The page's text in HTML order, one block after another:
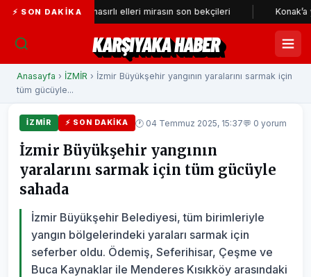
⚡ SON DAKIKA
çarşının nasırlı elleri mirasın son bekçileri Konak’a yeni
KARŞIYAKA HABER
Anasayfa › İZMİR › İzmir Büyükşehir yangının yaralarını sarmak için
tüm gücüyle...
İZMİR ⚡ SON DAKIKA 🕐 04 Temmuz 2025, 15:37💬 0 yorum
İzmir Büyükşehir yangının
yaralarını sarmak için tüm gücüyle
sahada
İzmir Büyükşehir Belediyesi, tüm birimleriyle
yangın bölgelerindeki yaraları sarmak için
seferber oldu. Ödemiş, Seferihisar, Çeşme ve
Buca Kaynaklar ile Menderes Kısıkköy arasındaki